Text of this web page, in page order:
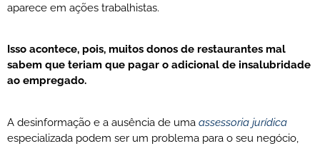
aparece em ações trabalhistas.
Isso acontece, pois, muitos donos de restaurantes mal
sabem que teriam que pagar o adicional de insalubridade
ao empregado.
A desinformação e a ausência de uma assessoria jurídica
especializada podem ser um problema para o seu negócio,